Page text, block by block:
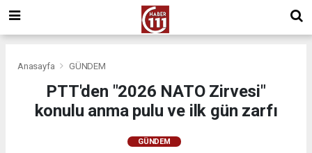
Anasayfa GÜNDEM
PTT'den "2026 NATO Zirvesi"
konulu anma pulu ve ilk gün zarfı
GÜNDEM